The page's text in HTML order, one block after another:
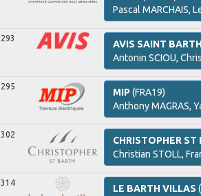
Pascal MARCHAIS,
293
AVIS SAINT
Antonin SCIOU,
295
MIP (FRA19)
AnthonyMAGRAS,
302
CHRISTOPHER ST
Christian STOLL,
314
LE BARTH VILLAS